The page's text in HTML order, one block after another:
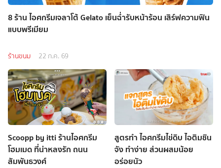
8 ร้าน ไอศกรีมเจลาโต้ Gelato เย็นฉ่ำรับหน้าร้อน เสิร์ฟความฟิน
แบบพรีเมียม
ร้านขนม 22 ก.ค. 69
Scoopp by itti ร้านไอศกรีม
โฮมเมด ที่น่าหลงรัก ถนน
สัมพันธวงศ์
สูตรทำ ไอศกรีมไข่ดิบ ไอติมชิน
จัง ทำง่าย ส่วนผสมน้อย
อร่อยนัว